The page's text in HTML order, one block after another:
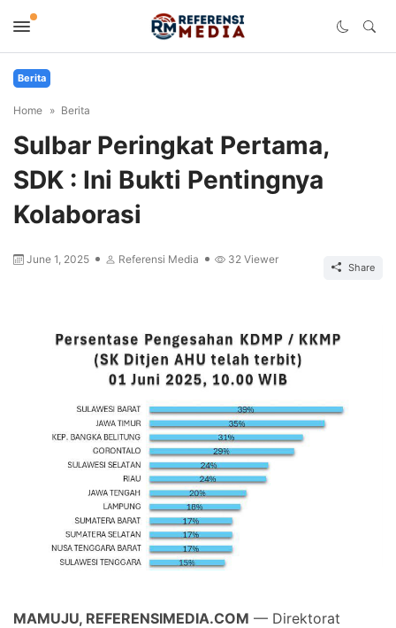
Berita
Home Berita
Sulbar Peringkat Pertama,
SDK : Ini Bukti Pentingnya
Kolaborasi
June 1, 2025 Referensi Media 32 Viewer
Share
MAMUJU, REFERENSIMEDIA.COM — Direktorat